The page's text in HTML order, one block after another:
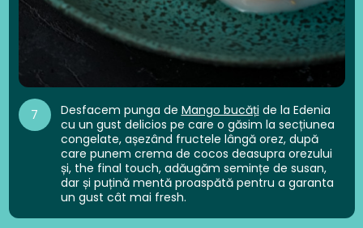
7 Desfacem punga de Mango bucăți de la Edenia
cu un gust delicios pe care o găsim la secțiunea
congelate, așezând fructele lângă orez, după
care punem crema de cocos deasupra orezului
și, the final touch, adăugăm semințe de susan,
dar și puțină mentă proaspătă pentru a garanta
un gust cât mai fresh.